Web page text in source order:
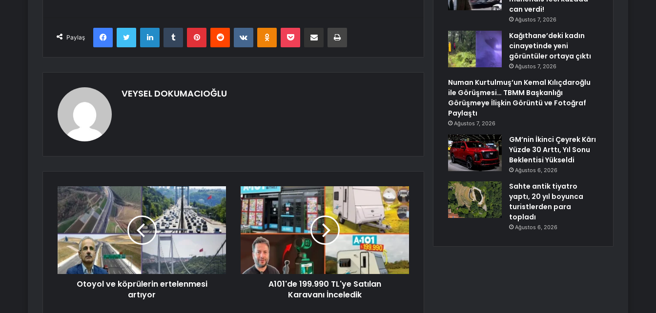
Paylaş
FacebookTwitter LinkedInTumblr PinterestReddit VKontakteOdnoklassniki
Pocket E-Posta ile paylaş Yazdır
VEYSEL DOKUMACIOĞLU
Otoyol ve köprülerin ertelenmesi
artıyor
A101'de 199.990 TL'ye Satılan
Karavanı İnceledik
can verdi!
Ağustos 7, 2026
Kağıthane’deki kadın
cinayetinde yeni
görüntüler ortaya çıktı
Ağustos 7, 2026
Numan Kurtulmuş’un Kemal Kılıçdaroğlu
ile Görüşmesi… TBMM Başkanlığı
Görüşmeye İlişkin Görüntü ve Fotoğraf
Paylaştı
Ağustos 7, 2026
GM’nin İkinci Çeyrek Kârı
Yüzde 30 Arttı, Yıl Sonu
Beklentisi Yükseldi
Ağustos 6, 2026
Sahte antik tiyatro
yaptı, 20 yıl boyunca
turistlerden para
topladı
Ağustos 6, 2026